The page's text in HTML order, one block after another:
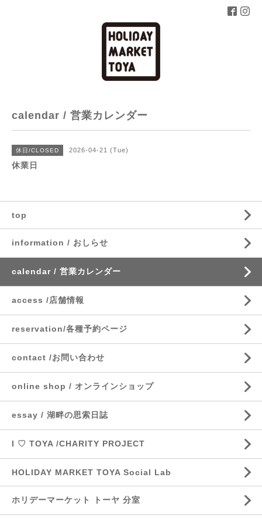
calendar / 営業カレンダー
休日/CLOSED 2026-04-21 (Tue)
休業日
top
information / おしらせ
calendar / 営業カレンダー
access /店舗情報
reservation/各種予約ページ
contact /お問い合わせ
online shop / オンラインショップ
essay / 湖畔の思索日誌
I ♡ TOYA /CHARITY PROJECT
HOLIDAY MARKET TOYA Social Lab
ホリデーマーケット トーヤ 分室